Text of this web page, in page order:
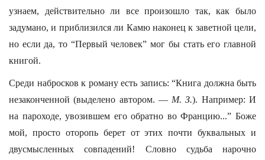
узнаем, действительно ли все произошло так, как было
задумано, и приблизился ли Камю наконец к заветной цели,
но если да, то “Первый человек” мог бы стать его главной
книгой.
Среди набросков к роману есть запись: “Книга должна быть
незаконченной (выделено автором. — М. З.). Например: И
на пароходе, увозившем его обратно во Францию...” Боже
мой, просто оторопь берет от этих почти буквальных и
двусмысленных совпадений! Словно судьба нарочно